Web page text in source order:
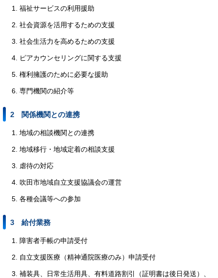
福祉サービスの利用援助
社会資源を活用するための支援
社会生活力を高めるための支援
ピアカウンセリングに関する支援
権利擁護のために必要な援助
専門機関の紹介等
2 関係機関との連携
地域の相談機関との連携
地域移行・地域定着の相談支援
虐待の対応
吹田市地域自立支援協議会の運営
各種会議等への参加
3 給付業務
障害者手帳の申請受付
自立支援医療（精神通院医療のみ）申請受付
補装具、日常生活用具、有料道路割引（証明書は後日発送）、